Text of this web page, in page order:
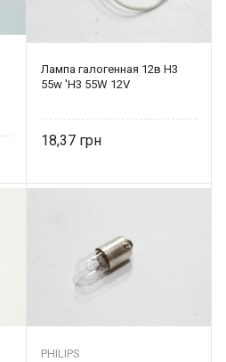
Лампа галогенная 12в Н3
55w 'Н3 55W 12V
18,37
PHILIPS